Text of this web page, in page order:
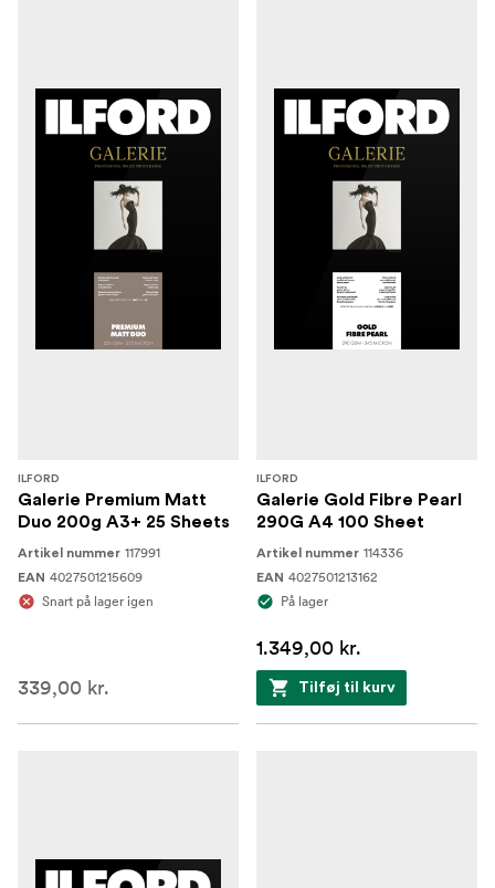
ILFORD
Galerie Premium Matt
Duo 200g A3+ 25 Sheets
Artikel nummer 117991
EAN 4027501215609
Snart på lager igen
339,00 kr.
ILFORD
Galerie Gold Fibre Pearl
290G A4 100 Sheet
Artikel nummer 114336
EAN 4027501213162
På lager
1.349,00 kr.
Tilføj til kurv